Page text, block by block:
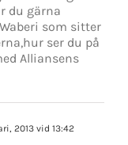
du gärna
som sitter
ser du på
Alliansens
2013 vid 13:42